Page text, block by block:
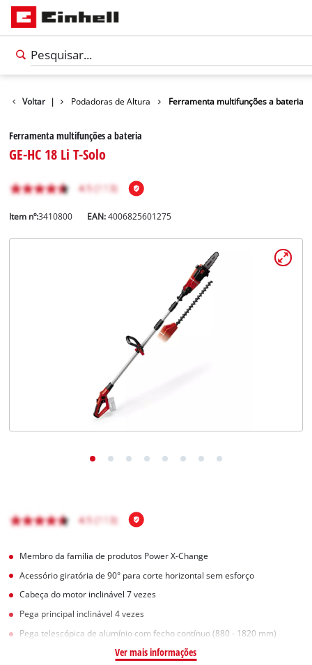
Voltar |
de Jardim Podadoras de Altura Ferramenta multifunções a bateria
Ferramenta multifunções a bateria
GE-HC 18 Li T-Solo
Item nº:3410800 EAN:4006825601275
Membro da família de produtos Power X-Change
Acessório giratória de 90° para corte horizontal sem esforço
Cabeça do motor inclinável 7 vezes
Pega principal inclinável 4 vezes
Pega telescópica de alumínio com fecho contínuo (880 - 1820 mm)
Ver mais informações